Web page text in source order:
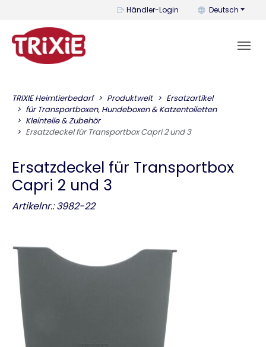
Händler-Login Mit diesem
Deutsch
TRIXIE Heimtierbedarf Produktwelt
Ersatzartikel
für Transportboxen, Hundeboxen & Katzentoiletten
Kleinteile & Zubehör
Ersatzdeckel für Transportbox Capri 2 und 3
Ersatzdeckel für Transportbox
Capri 2 und 3
Artikelnr.: 3982-22